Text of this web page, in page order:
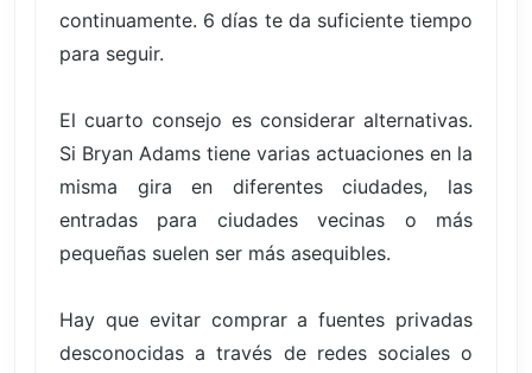
continuamente. 6 días te da suficiente tiempo
para seguir.
El cuarto consejo es considerar alternativas.
Si Bryan Adams tiene varias actuaciones en la
misma gira en diferentes ciudades, las
entradas para ciudades vecinas o más
pequeñas suelen ser más asequibles.
Hay que evitar comprar a fuentes privadas
desconocidas a través de redes sociales o